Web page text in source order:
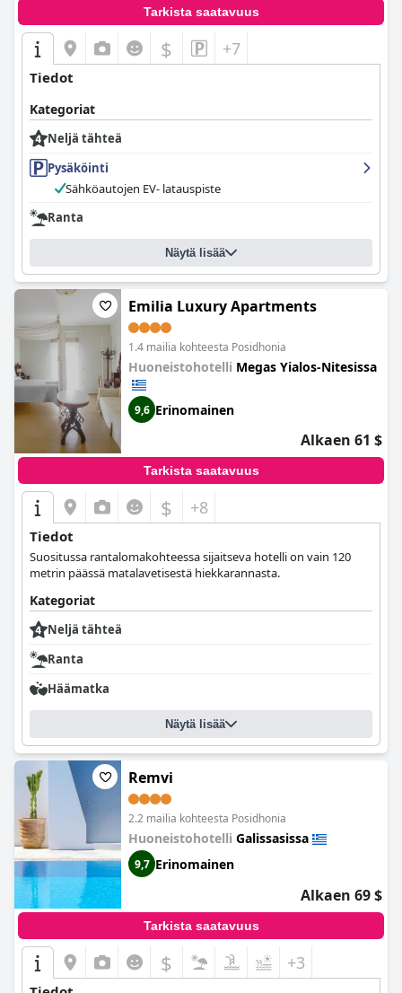
Tarkista saatavuus
$ +7
Tiedot
Kategoriat
Neljä tähteä
Pysäköinti
Sähköautojen EV- latauspiste
Ranta
Näytä lisää
Emilia Luxury Apartments
1.4 mailia kohteesta Posidhonia
Huoneistohotelli Megas Yialos-Nitesissa
9,6 Erinomainen
Alkaen 61 $
Tarkista saatavuus
$ +8
Tiedot
Suositussa rantalomakohteessa sijaitseva hotelli on vain 120
metrin päässä matalavetisestä hiekkarannasta.
Kategoriat
Neljä tähteä
Ranta
Häämatka
Näytä lisää
Remvi
2.2 mailia kohteesta Posidhonia
Huoneistohotelli Galissasissa
9,7 Erinomainen
Alkaen 69 $
Tarkista saatavuus
$ +3